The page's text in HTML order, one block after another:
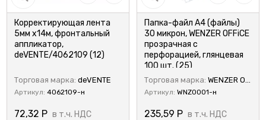
Корректирующая лента
5мм x14м, фронтальный
аппликатор,
deVENTE/4062109 (12)
Торговая марка: deVENTE
Артикул: 4062109-н
72,32 Р в т.ч. НДС
Папка-файл А4 (файлы)
30 микрон, WENZER OFFiCE
прозрачная с
перфорацией, глянцевая
100 шт. (25)
Торговая марка: WENZER OFFiCE
Артикул: WNZ0001-н
235,59 Р в т.ч. НДС